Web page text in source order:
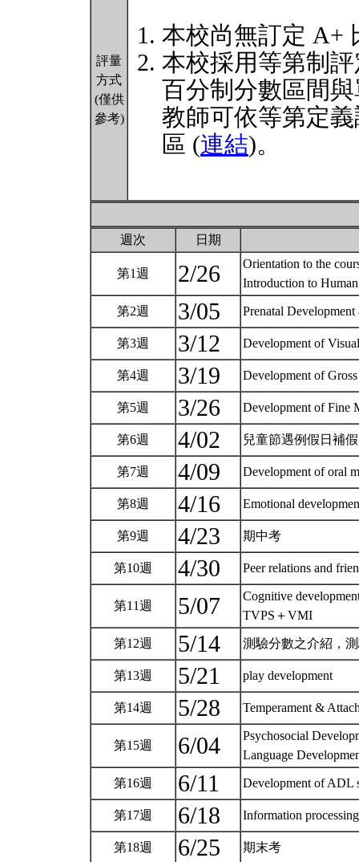
評量
方式
(僅供
參考)
本校尚無訂定 A+
本校採用等第制
百分制分數區間
教師可依等第定
區 (連結)。
週次 日期
第1週 2/26
Orientation to the
Introduction to
第2週 3/05 Prenatal
第3週 3/12 Development of
第4週 3/19 Development of
第5週 3/26 Development of Fine
第6週 4/02 兒童節遇例假日補
第7週 4/09 Development of oral
第8週 4/16 Emotional
第9週 4/23 期中考
第10週 4/30 Peer relations and
第11週 5/07
Cognitive
TVPS＋VMI
第12週 5/14 測驗分數之介紹，
第13週 5/21 play development
第14週 5/28 Temperament &
第15週 6/04
Psychosocial
Language
第16週 6/11 Development of
第17週 6/18 Information
第18週 6/25 期末考